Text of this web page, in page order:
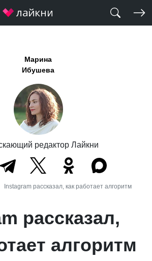
Марина
Ибушева
редактор Лайкни
Instagram рассказал, как работает алгоритм
рассказал,
алгоритм